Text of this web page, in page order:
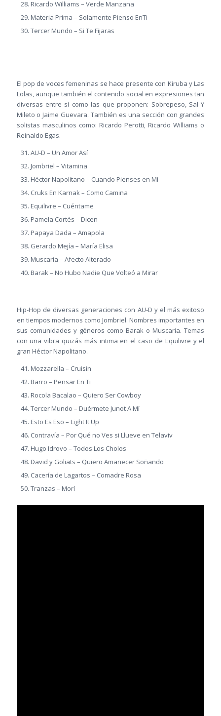
Ricardo Williams – Verde Manzana
Materia Prima – Solamente Pienso EnTi
Tercer Mundo – Si Te Fijaras
El pop de voces femeninas se hace presente con Kiruba y Las
Lolas, aunque también el contenido social en expresiones tan
diversas entre sí como las que proponen: Sobrepeso, Sal Y
Mileto o Jaime Guevara. También es una sección con grandes
solistas masculinos como: Ricardo Perotti, Ricardo Williams o
Reinaldo Egas.
AU-D – Un Amor Así
Jombriel – Vitamina
Héctor Napolitano – Cuando Pienses en Mí
Cruks En Karnak – Como Camina
Equilivre – Cuéntame
Pamela Cortés – Dicen
Papaya Dada – Amapola
Gerardo Mejía – María Elisa
Muscaria – Afecto Alterado
Barak – No Hubo Nadie Que Volteó a Mirar
Hip-Hop de diversas generaciones con AU-D y el más exitoso
en tiempos modernos como Jombriel. Nombres importantes en
sus comunidades y géneros como Barak o Muscaria. Temas
con una vibra quizás más intima en el caso de Equilivre y el
gran Héctor Napolitano.
Mozzarella – Cruisin
Barro – Pensar En Ti
Rocola Bacalao – Quiero Ser Cowboy
Tercer Mundo – Duérmete Junot A Mí
Esto Es Eso – Light It Up
Contravía – Por Qué no Ves si Llueve en Telaviv
Hugo Idrovo – Todos Los Cholos
David y Goliats – Quiero Amanecer Soñando
Cacería de Lagartos – Comadre Rosa
Tranzas – Morí